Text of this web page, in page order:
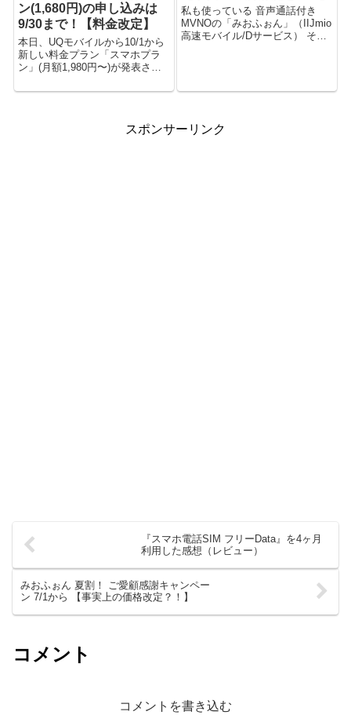
ン(1,680円)の申し込みは
9/30まで！【料金改定】
本日、UQモバイルから10/1から
新しい料金プラン「スマホプラ
ン」(月額1,980円〜)が発表され
ンの申し込みは、9/30で受付を
私も使っている 音声通話付き
MVNOの「みおふぉん」（IIJmio
高速モバイル/Dサービス） その
スポンサーリンク
『スマホ電話SIM フリーData』を4ヶ月
利用した感想（レビュー）
みおふぉん 夏割！ ご愛顧感謝キャンペー
ン 7/1から 【事実上の価格改定？！】
コメント
コメントを書き込む